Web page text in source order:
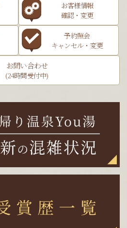
お客様情報
確認・変更
予約照会
キャンセル・変更
お問い合わせ
(24時間受付中)